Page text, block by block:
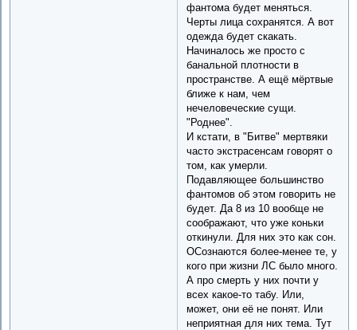
фантома будет меняться.
Черты лица сохранятся. А вот
одежда будет скакать.
Начиналось же просто с
банальной плотности в
пространстве. А ещё мёртвые
ближе к нам, чем
нечеловеческие сущи.
"Роднее".
И кстати, в "Битве" мертвяки
часто экстрасенсам говорят о
том, как умерли.
Подавляющее большинство
фантомов об этом говорить не
будет. Да 8 из 10 вообще не
соображают, что уже коньки
откинули. Для них это как сон.
ОСознаются более-менее те, у
кого при жизни ЛС было много.
А про смерть у них почти у
всех какое-то табу. Или,
может, они её не понят. Или
неприятная для них тема. Тут